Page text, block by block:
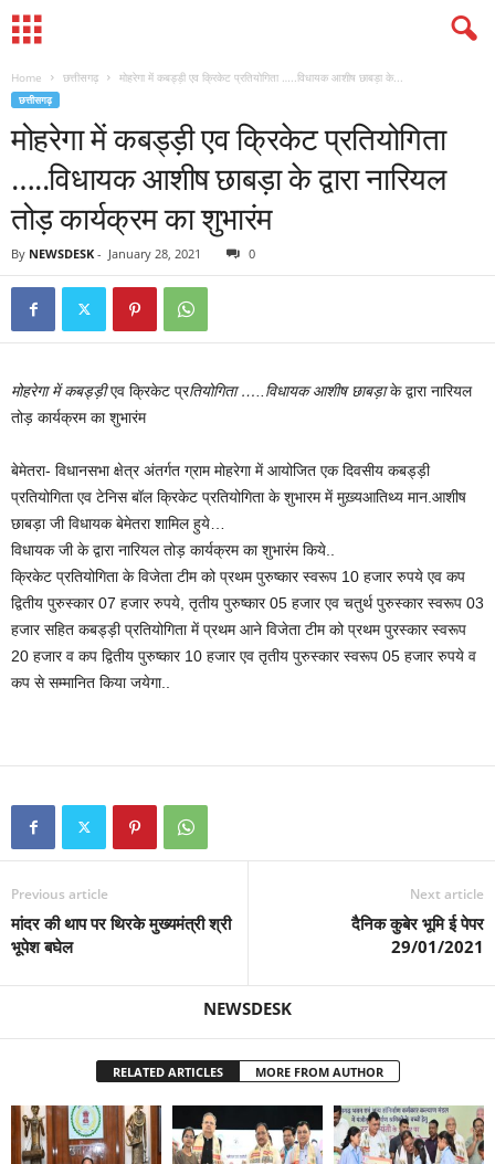
Home छत्तीसगढ़ मोहरेगा में कबड्ड़ी एव क्रिकेट प्रतियोगिता …..विधायक आशीष छाबड़ा के...
छत्तीसगढ़
मोहरेगा में कबड्ड़ी एव क्रिकेट प्रतियोगिता
…..विधायक आशीष छाबड़ा के द्वारा नारियल
तोड़ कार्यक्रम का शुभारंम
By NEWSDESK - January 28, 2021 0
मोहरेगा में कबड्ड़ीएव क्रिकेट प्रतियोगिता …..विधायक आशीष छाबड़ाके द्वारा नारियल
तोड़ कार्यक्रम का शुभारंम
बेमेतरा- विधानसभा क्षेत्र अंतर्गत ग्राम मोहरेगा में आयोजित एक दिवसीय कबड्ड़ी
प्रतियोगिता एव टेनिस बॉल क्रिकेट प्रतियोगिता के शुभारम में मुख़्यआतिथ्य मान.आशीष
छाबड़ा जी विधायक बेमेतरा शामिल हुये…
विधायक जी के द्वारा नारियल तोड़ कार्यक्रम का शुभारंम किये..
क्रिकेट प्रतियोगिता के विजेता टीम को प्रथम पुरुष्कार स्वरूप 10 हजार रुपये एव कप
द्वितीय पुरुस्कार 07 हजार रुपये, तृतीय पुरुष्कार 05 हजार एव चतुर्थ पुरुस्कार स्वरूप 03
हजार सहित कबड्ड़ी प्रतियोगिता में प्रथम आने विजेता टीम को प्रथम पुरस्कार स्वरूप
20 हजार व कप द्वितीय पुरुष्कार 10 हजार एव तृतीय पुरुस्कार स्वरूप 05 हजार रुपये व
कप से सम्मानित किया जयेगा..
Previous article
मांदर की थाप पर थिरके मुख्यमंत्री श्री
भूपेश बघेल
Next article
दैनिक कुबेर भूमि ई पेपर
29/01/2021
NEWSDESK
RELATED ARTICLES MORE FROM AUTHOR